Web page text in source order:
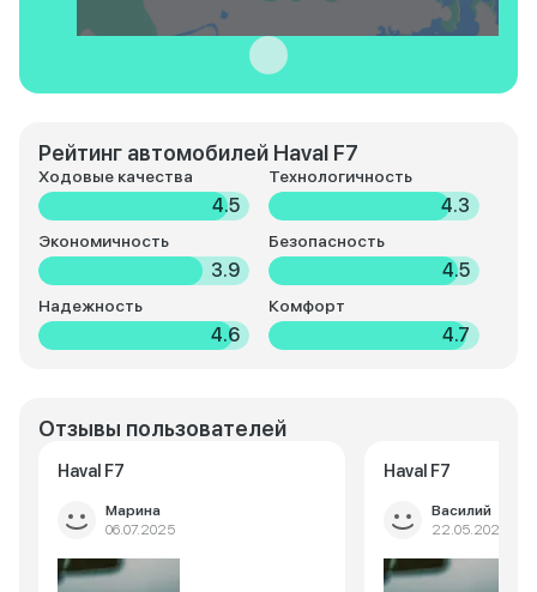
Рейтинг автомобилей Haval F7
Ходовые качества
4.5
Технологичность
4.3
Экономичность
3.9
Безопасность
4.5
Надежность
4.6
Комфорт
4.7
Отзывы пользователей
Haval F7
Марина
06.07.2025
Haval F7
Василий
22.05.2025